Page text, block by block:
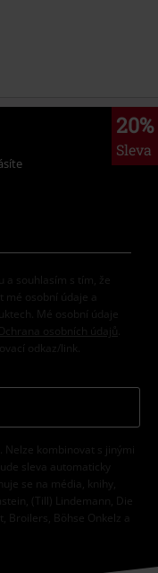
20%
Sleva
a souhlasím s tím, že
osobní údaje a
Mé osobní údaje
Ochrana osobních údajů
odkaz/link.
Nelze kombinovat s jinými
sleva automaticky
se na média, knihy,
(Till) Lindemann, Die
Broilers, Böhse Onkelz a